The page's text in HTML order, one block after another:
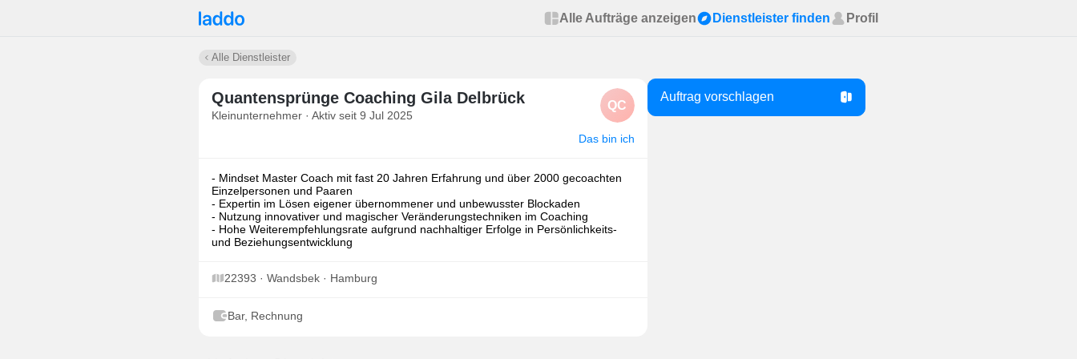
Alle Aufträge anzeigen Dienstleister finden Profil
Alle Dienstleister
Quantensprünge Coaching Gila Delbrück
Kleinunternehmer · Aktiv seit 9 Jul 2025
QC
Das bin ich
- Mindset Master Coach mit fast 20 Jahren Erfahrung und über 2000 gecoachten
Einzelpersonen und Paaren
- Expertin im Lösen eigener übernommener und unbewusster Blockaden
- Nutzung innovativer und magischer Veränderungstechniken im Coaching
- Hohe Weiterempfehlungsrate aufgrund nachhaltiger Erfolge in Persönlichkeits-
und Beziehungsentwicklung
22393 · Wandsbek · Hamburg
Bar, Rechnung
Auftrag vorschlagen